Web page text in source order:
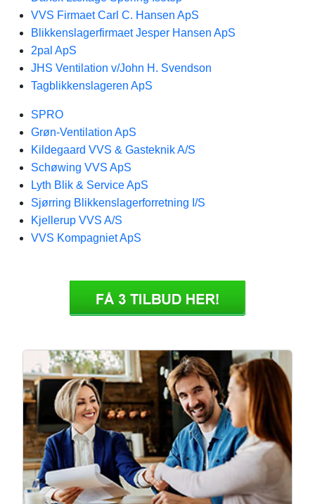
VVS Firmaet Carl C. Hansen ApS
Blikkenslagerfirmaet Jesper Hansen ApS
2pal ApS
JHS Ventilation v/John H. Svendson
Tagblikkenslageren ApS
SPRO
Grøn-Ventilation ApS
Kildegaard VVS & Gasteknik A/S
Schøwing VVS ApS
Lyth Blik & Service ApS
Sjørring Blikkenslagerforretning I/S
Kjellerup VVS A/S
VVS Kompagniet ApS